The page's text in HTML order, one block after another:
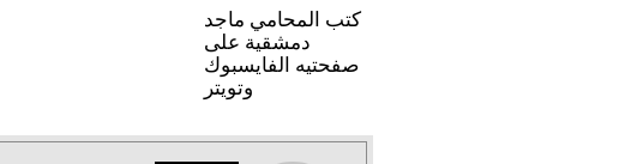
كتب المحامي ماجد
دمشقية على
صفحتيه الفايسبوك
وتويتر